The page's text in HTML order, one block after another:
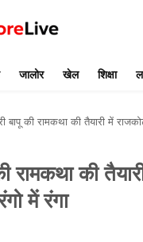
जालोर खेल शिक्षा
बापू की रामकथा की तैयारी में राजकोट आध्यात्म के रंगो में
रामकथा की
में रंगा